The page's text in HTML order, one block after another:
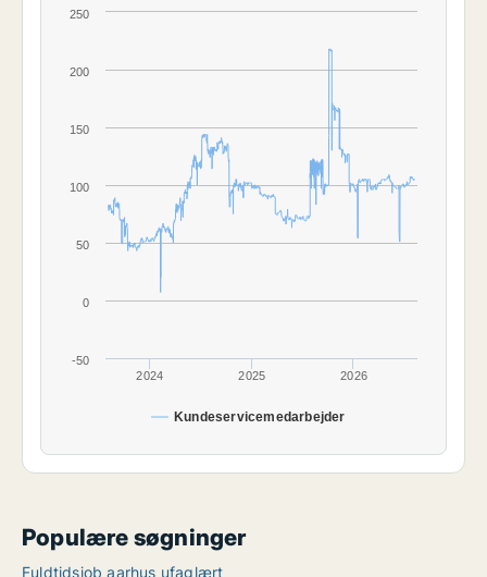
Kundeservicemedarbejder
2024 2025 2026
-50
0
50
100
150
200
250
Populære søgninger
Fuldtidsjob aarhus ufaglært